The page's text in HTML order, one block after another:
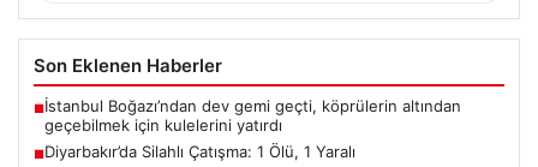
Son Eklenen Haberler
■İstanbul Boğazı’ndan dev gemi geçti, köprülerin altından
geçebilmek için kulelerini yatırdı
■Diyarbakır’da Silahlı Çatışma: 1 Ölü, 1 Yaralı